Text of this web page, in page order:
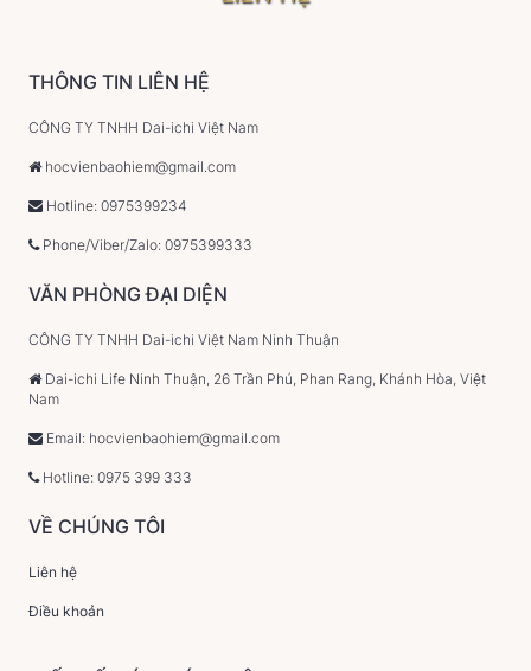
THÔNG TIN LIÊN HỆ
CÔNG TY TNHH Dai-ichi Việt Nam
hocvienbaohiem@gmail.com
Hotline: 0975399234
Phone/Viber/Zalo: 0975399333
VĂN PHÒNG ĐẠI DIỆN
CÔNG TY TNHH Dai-ichi Việt Nam Ninh Thuận
Dai-ichi Life Ninh Thuận, 26 Trần Phú, Phan Rang, Khánh Hòa, Việt
Nam
Email: hocvienbaohiem@gmail.com
Hotline: 0975 399 333
VỀ CHÚNG TÔI
Liên hệ
Điều khoản